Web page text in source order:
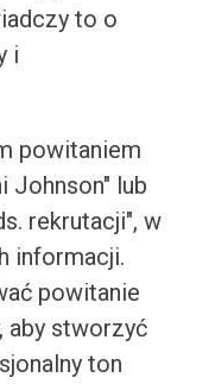
to o
i
powitaniem
Johnson" lub
rekrutacji", w
informacji.
powitanie
aby stworzyć
ton